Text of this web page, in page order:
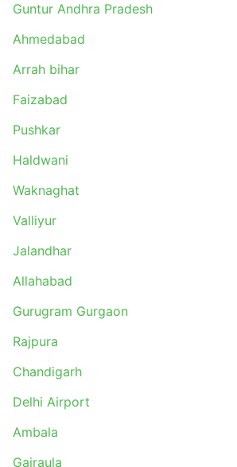
Guntur Andhra Pradesh
Ahmedabad
Arrah bihar
Faizabad
Pushkar
Haldwani
Waknaghat
Valliyur
Jalandhar
Allahabad
Gurugram Gurgaon
Rajpura
Chandigarh
Delhi Airport
Ambala
Gajraula